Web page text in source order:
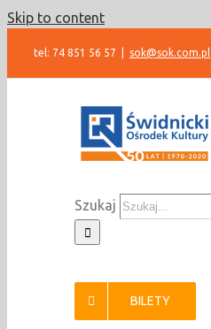
Skip to content
tel: 74 851 56 57 sok@sok.com.pl
Szukaj
BILETY